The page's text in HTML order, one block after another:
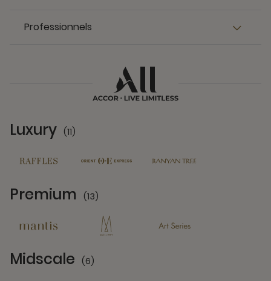
Professionnels
Luxury (11)
Premium (13)
Midscale (6)